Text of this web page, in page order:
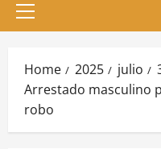
Primary
Home 2025 julio
Arrestado masculino
robo